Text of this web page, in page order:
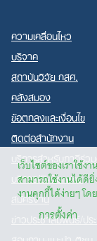
เว็บไซต์ของเราใช้
สามารถใช้งานได้ดี
งานคุกกี้ได้ง่ายๆ โ
การตั้งค่า
ความเคลื่อนไหว
บริจาค
สถาบันวิจัย กสศ.
คลังสมอง
ข้อตกลงและเงื่อนไข
ติดต่อสำนักงาน
บริการสำหรับภาคีร่ว
บริการ/E-Service
สมัครงาน
ข่าวประชาสัมพันธ์/ประ